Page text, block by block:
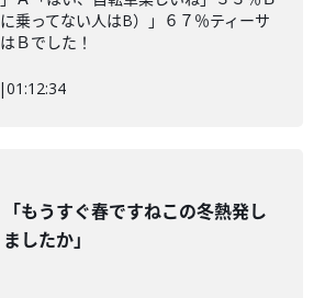
乗ってない人はB）」６７％ティーサ
Ｂでした！
|01:12:34
「もうすぐ春ですねこの冬熱発し
ましたか」